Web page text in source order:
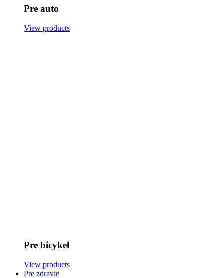
Pre auto
View products
Pre bicykel
View products
Pre zdravie